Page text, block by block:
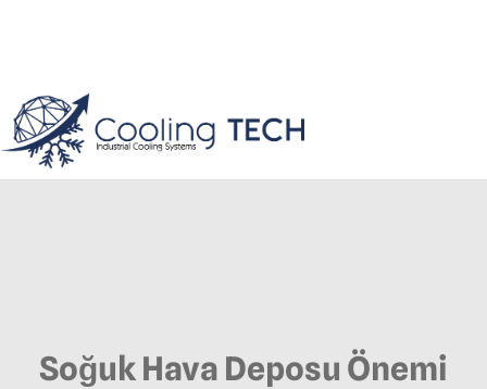
Soğuk Hava Deposu Önemi